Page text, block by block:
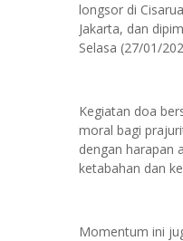
longsor di
Jakarta, dan
Selasa (27/01/
Kegiatan doa
moral bagi
dengan harapan
ketabahan dan
Momentum ini